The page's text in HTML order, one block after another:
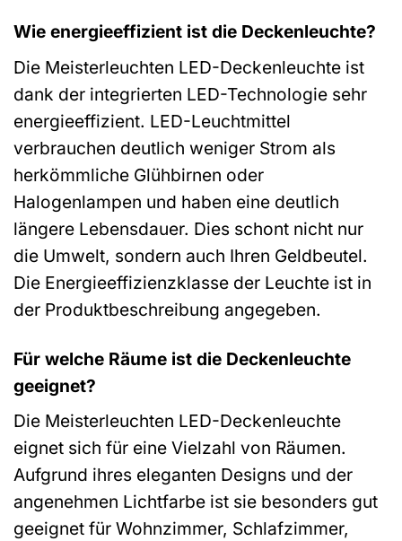
Wie energieeffizient ist die Deckenleuchte?
Die Meisterleuchten LED-Deckenleuchte ist
dank der integrierten LED-Technologie sehr
energieeffizient. LED-Leuchtmittel
verbrauchen deutlich weniger Strom als
herkömmliche Glühbirnen oder
Halogenlampen und haben eine deutlich
längere Lebensdauer. Dies schont nicht nur
die Umwelt, sondern auch Ihren Geldbeutel.
Die Energieeffizienzklasse der Leuchte ist in
der Produktbeschreibung angegeben.
Für welche Räume ist die Deckenleuchte
geeignet?
Die Meisterleuchten LED-Deckenleuchte
eignet sich für eine Vielzahl von Räumen.
Aufgrund ihres eleganten Designs und der
angenehmen Lichtfarbe ist sie besonders gut
geeignet für Wohnzimmer, Schlafzimmer,